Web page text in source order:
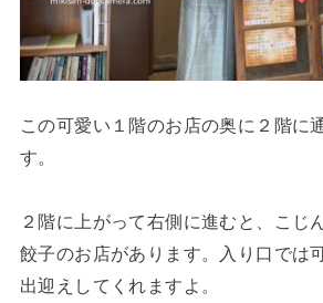
この可愛い１階のお店の奥に２階に
す。
２階に上がって右側に進むと、こじ
餃子のお店があります。入り口では
出迎えしてくれますよ。